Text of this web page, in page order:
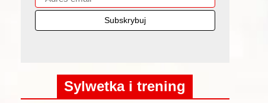
Sylwetka i trening